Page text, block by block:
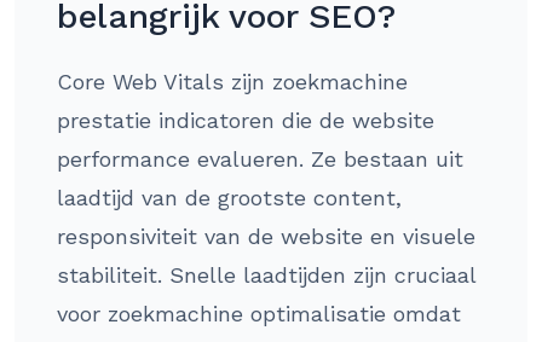
belangrijk voor SEO?
Core Web Vitals zijn zoekmachine
prestatie indicatoren die de website
performance evalueren. Ze bestaan uit
laadtijd van de grootste content,
responsiviteit van de website en visuele
stabiliteit. Snelle laadtijden zijn cruciaal
voor zoekmachine optimalisatie omdat